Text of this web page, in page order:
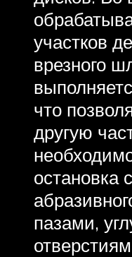
участков
врезного
что
другую
остановка
пазами,